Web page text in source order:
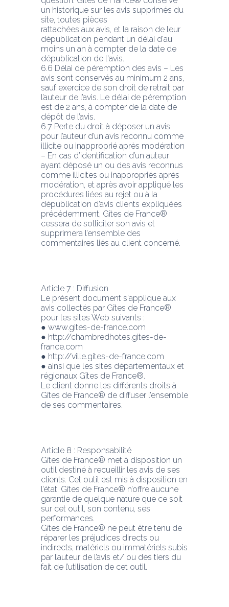
un historique sur les avis supprimés du
site, toutes pièces
rattachées aux avis, et la raison de leur
dépublication pendant un délai d'au
moins un an à compter de la date de
dépublication de l'avis.
6.6 Délai de péremption des avis – Les
avis sont conservés au minimum 2 ans,
sauf exercice de son droit de retrait par
l’auteur de l’avis. Le délai de péremption
est de 2 ans, à compter de la date de
dépôt de l’avis.
6.7 Perte du droit à déposer un avis
pour l’auteur d’un avis reconnu comme
illicite ou inapproprié après modération
– En cas d’identification d’un auteur
ayant déposé un ou des avis reconnus
comme illicites ou inappropriés après
modération, et après avoir appliqué les
procédures liées au rejet ou à la
dépublication d’avis clients expliquées
précédemment, Gîtes de France®
cessera de solliciter son avis et
supprimera l’ensemble des
commentaires liés au client concerné.
Article 7 : Diffusion
Le présent document s'applique aux
avis collectés par Gîtes de France®
pour les sites Web suivants :
● www.gites-de-france.com
● http://chambredhotes.gites-de-
france.com
● http://ville.gites-de-france.com
● ainsi que les sites départementaux et
régionaux Gîtes de France®.
Le client donne les différents droits à
Gîtes de France® de diffuser l’ensemble
de ses commentaires.
Article 8 : Responsabilité
Gîtes de France® met à disposition un
outil destiné à recueillir les avis de ses
clients. Cet outil est mis à disposition en
l’état. Gîtes de France® n’offre aucune
garantie de quelque nature que ce soit
sur cet outil, son contenu, ses
performances.
Gîtes de France® ne peut être tenu de
réparer les préjudices directs ou
indirects, matériels ou immatériels subis
par l’auteur de l’avis et/ ou des tiers du
fait de l’utilisation de cet outil.